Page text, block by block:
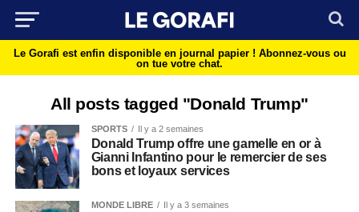
Le Gorafi est enfin disponible en journal papier ! Abonnez-vous ou
on tue votre chat.
All posts tagged "Donald Trump"
SPORTS Il y a 2 semaines
Donald Trump offre une gamelle en or à
Gianni Infantino pour le remercier de ses
bons et loyaux services
MONDE LIBRE Il y a 3 semaines